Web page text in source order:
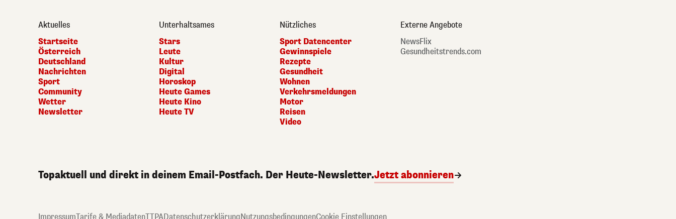
Aktuelles
Startseite
Österreich
Deutschland
Nachrichten
Sport
Community
Wetter
Newsletter
Unterhaltsames
Stars
Leute
Kultur
Digital
Horoskop
Heute Games
Heute Kino
Heute TV
Nützliches
Sport Datencenter
Gewinnspiele
Rezepte
Gesundheit
Wohnen
Verkehrsmeldungen
Motor
Reisen
Video
Externe Angebote
NewsFlix
Gesundheitstrends.com
Topaktuell und direkt in deinem Email-Postfach. Der Heute-Newsletter.Jetzt abonnieren
ImpressumTarife & MediadatenTTPADatenschutzerklärungNutzungsbedingungenCookie Einstellungen